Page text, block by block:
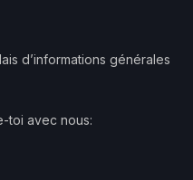
d’informations générales
toi avec nous: